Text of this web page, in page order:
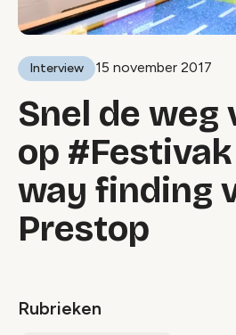
Interview 15 november 2017
Snel de weg
op
way finding
Prestop
Rubrieken